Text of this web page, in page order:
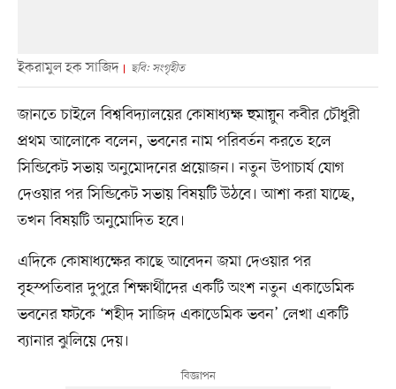
ইকরামুল হক সাজিদ ছবি: সংগৃহীত
জানতে চাইলে বিশ্ববিদ্যালয়ের কোষাধ্যক্ষ হুমায়ুন কবীর চৌধুরী
প্রথম আলোকে বলেন, ভবনের নাম পরিবর্তন করতে হলে
সিন্ডিকেট সভায় অনুমোদনের প্রয়োজন। নতুন উপাচার্য যোগ
দেওয়ার পর সিন্ডিকেট সভায় বিষয়টি উঠবে। আশা করা যাচ্ছে,
তখন বিষয়টি অনুমোদিত হবে।
এদিকে কোষাধ্যক্ষের কাছে আবেদন জমা দেওয়ার পর
বৃহস্পতিবার দুপুরে শিক্ষার্থীদের একটি অংশ নতুন একাডেমিক
ভবনের ফটকে ‘শহীদ সাজিদ একাডেমিক ভবন’ লেখা একটি
ব্যানার ঝুলিয়ে দেয়।